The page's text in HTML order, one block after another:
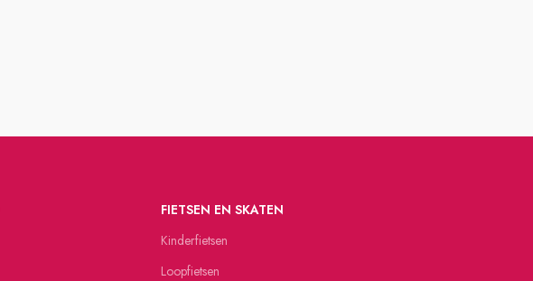
FIETSEN EN SKATEN
Kinderfietsen
Loopfietsen